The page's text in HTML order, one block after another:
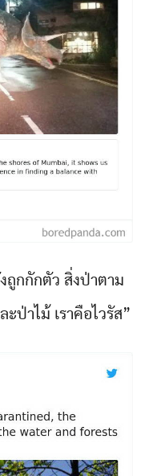
ถูกกักตัว สิ่งป่าตาม
ป่าไม้ เราคือไวรัส”